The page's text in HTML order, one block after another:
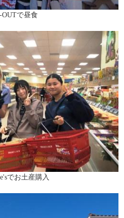
で昼食
でお土産購入